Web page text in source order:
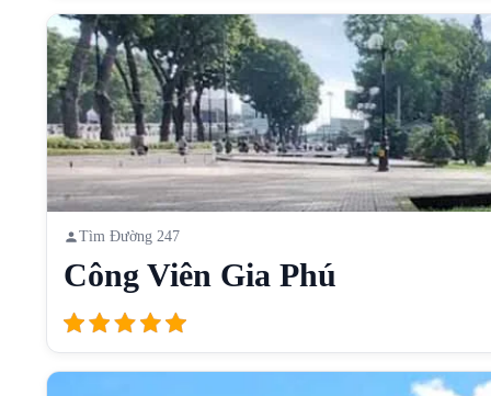
Tìm Đường 247
Công Viên Gia Phú